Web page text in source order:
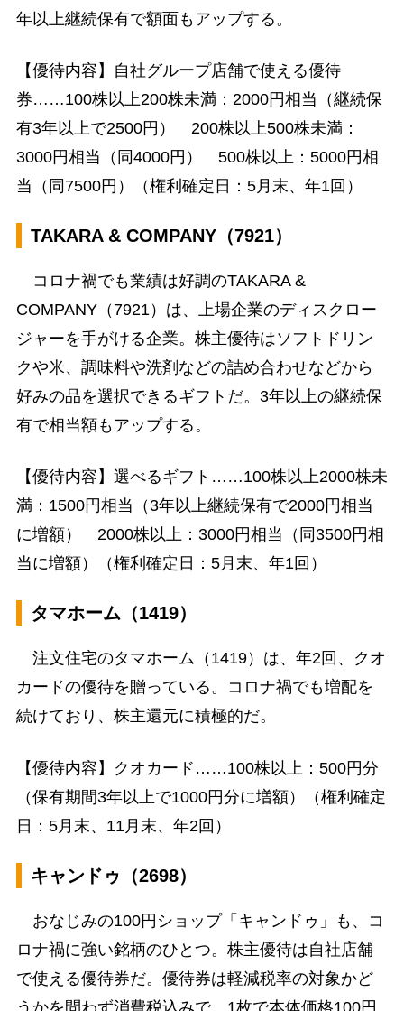
年以上継続保有で額面もアップする。
【優待内容】自社グループ店舗で使える優待
券……100株以上200株未満：2000円相当（継続保
有3年以上で2500円） 200株以上500株未満：
3000円相当（同4000円） 500株以上：5000円相
当（同7500円）（権利確定日：5月末、年1回）
TAKARA & COMPANY（7921）
コロナ禍でも業績は好調のTAKARA &
COMPANY（7921）は、上場企業のディスクロー
ジャーを手がける企業。株主優待はソフトドリン
クや米、調味料や洗剤などの詰め合わせなどから
好みの品を選択できるギフトだ。3年以上の継続保
有で相当額もアップする。
【優待内容】選べるギフト……100株以上2000株未
満：1500円相当（3年以上継続保有で2000円相当
に増額） 2000株以上：3000円相当（同3500円相
当に増額）（権利確定日：5月末、年1回）
タマホーム（1419）
注文住宅のタマホーム（1419）は、年2回、クオ
カードの優待を贈っている。コロナ禍でも増配を
続けており、株主還元に積極的だ。
【優待内容】クオカード……100株以上：500円分
（保有期間3年以上で1000円分に増額）（権利確定
日：5月末、11月末、年2回）
キャンドゥ（2698）
おなじみの100円ショップ「キャンドゥ」も、コ
ロナ禍に強い銘柄のひとつ。株主優待は自社店舗
で使える優待券だ。優待券は軽減税率の対象かど
うかを問わず消費税込みで、1枚で本体価格100円